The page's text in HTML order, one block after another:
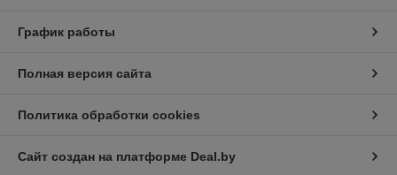
График работы
Полная версия сайта
Политика обработки cookies
Сайт создан на платформе Deal.by